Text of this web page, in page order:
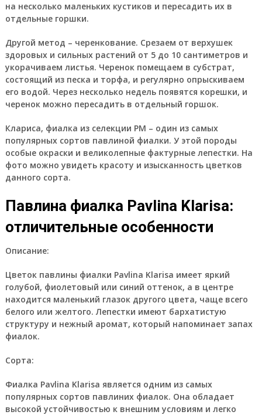
на несколько маленьких кустиков и пересадить их в
отдельные горшки.
Другой метод – черенкование. Срезаем от верхушек
здоровых и сильных растений от 5 до 10 сантиметров и
укорачиваем листья. Черенок помещаем в субстрат,
состоящий из песка и торфа, и регулярно опрыскиваем
его водой. Через несколько недель появятся корешки, и
черенок можно пересадить в отдельный горшок.
Клариса, фиалка из селекции РМ – один из самых
популярных сортов павлиной фиалки. У этой породы
особые окраски и великолепные фактурные лепестки. На
фото можно увидеть красоту и изысканность цветков
данного сорта.
Павлина фиалка Pavlina Klarisa:
отличительные особенности
Описание:
Цветок павлины фиалки Pavlina Klarisa имеет яркий
голубой, фиолетовый или синий оттенок, а в центре
находится маленький глазок другого цвета, чаще всего
белого или желтого. Лепестки имеют бархатистую
структуру и нежный аромат, который напоминает запах
фиалок.
Сорта:
Фиалка Pavlina Klarisa является одним из самых
популярных сортов павлиних фиалок. Она обладает
высокой устойчивостью к внешним условиям и легко